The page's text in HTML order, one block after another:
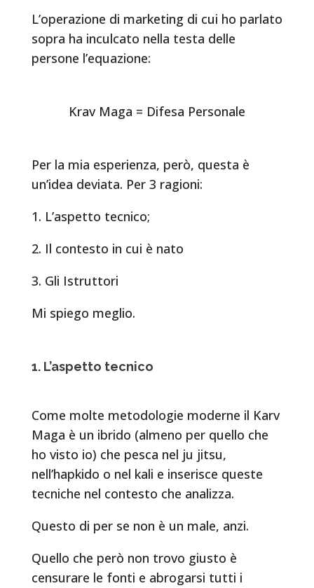
L’operazione di marketing di cui ho parlato
sopra ha inculcato nella testa delle
persone l’equazione:
Krav Maga = Difesa Personale
Per la mia esperienza, però, questa è
un’idea deviata. Per 3 ragioni:
1. L’aspetto tecnico;
2. Il contesto in cui è nato
3. Gli Istruttori
Mi spiego meglio.
1. L’aspetto tecnico
Come molte metodologie moderne il Karv
Maga è un ibrido (almeno per quello che
ho visto io) che pesca nel ju jitsu,
nell’hapkido o nel kali e inserisce queste
tecniche nel contesto che analizza.
Questo di per se non è un male, anzi.
Quello che però non trovo giusto è
censurare le fonti e abrogarsi tutti i